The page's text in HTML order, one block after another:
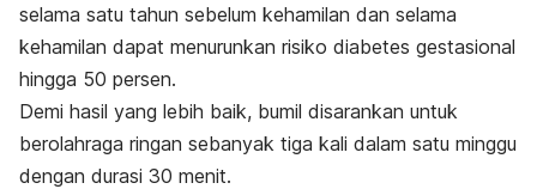
selama satu tahun sebelum kehamilan dan selama
kehamilan dapat menurunkan risiko diabetes gestasional
hingga 50 persen.
Demi hasil yang lebih baik, bumil disarankan untuk
berolahraga ringan sebanyak tiga kali dalam satu minggu
dengan durasi 30 menit.